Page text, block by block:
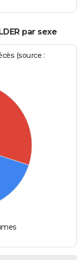
par sexe
(source :